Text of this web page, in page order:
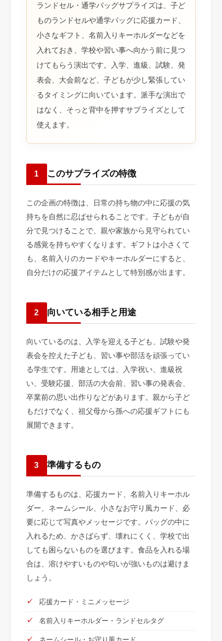
ランドセル・通学バッグサプライズは、子ど
ものランドセルや通学バッグに応援カード、
小さなギフト、名前入りキーホルダーなどを
入れておき、学校や習い事へ向かう前に見つ
けてもらう演出です。入学、進級、試験、発
表会、大会前など、子どもが少し緊張してい
るタイミングに向いています。派手な演出で
はなく、そっと背中を押すサプライズとして
使えます。
1 このサプライズの特徴
この企画の特徴は、日常の持ち物の中に応援の気
持ちを自然に忍ばせられることです。子どもが自
分で見つけることで、親や家族から見守られてい
る感覚を持ちやすくなります。ギフトは小さくて
も、名前入りのカードやキーホルダーにすると、
自分だけの応援アイテムとして特別感が出ます。
2 向いている相手と用途
向いているのは、入学を迎える子ども、試験や発
表会を控えた子ども、習い事や部活を頑張ってい
る学生です。用途としては、入学祝い、進級祝
い、受験応援、部活の大会前、習い事の発表会、
卒業前の思い出作りなどがあります。親から子ど
もだけでなく、祖父母から孫への応援ギフトにも
展開できます。
3 準備するもの
準備するものは、応援カード、名前入りキーホル
ダー、ネームシール、小さなお守り風カード、必
要に応じて写真やメッセージです。バッグの中に
入れるため、かさばらず、壊れにくく、学校で出
しても困らないものを選びます。食品を入れる場
合は、溶けやすいものや匂いが強いものは避けま
しょう。
応援カード・ミニメッセージ
名前入りキーホルダー・ランドセルタグ